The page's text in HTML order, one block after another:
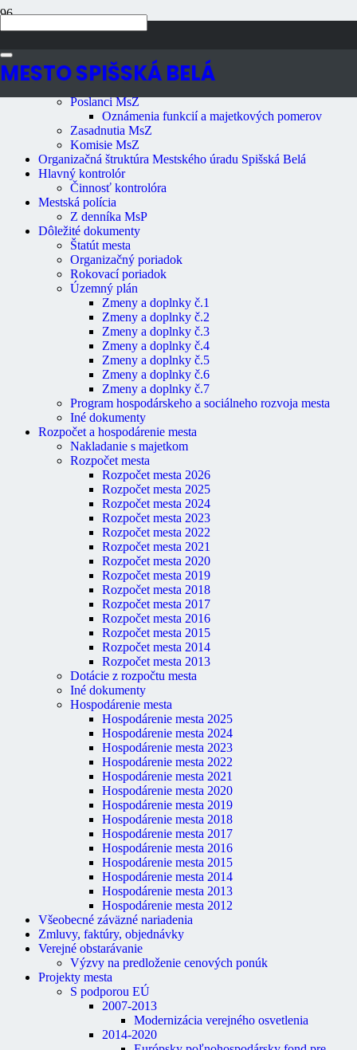
MESTO SPIŠSKÁ BELÁ
Navigácia
Primátor mesta
Poslanci MsZ
Oznámenia funkcií a majetkových pomerov
Zasadnutia MsZ
Komisie MsZ
Organizačná štruktúra Mestského úradu Spišská Belá
Hlavný kontrolór
Činnosť kontrolóra
Mestská polícia
Z denníka MsP
Dôležité dokumenty
Štatút mesta
Organizačný poriadok
Rokovací poriadok
Územný plán
Zmeny a doplnky č.1
Zmeny a doplnky č.2
Zmeny a doplnky č.3
Zmeny a doplnky č.4
Zmeny a doplnky č.5
Zmeny a doplnky č.6
Zmeny a doplnky č.7
Program hospodárskeho a sociálneho rozvoja mesta
Iné dokumenty
Rozpočet a hospodárenie mesta
Nakladanie s majetkom
Rozpočet mesta
Rozpočet mesta 2026
Rozpočet mesta 2025
Rozpočet mesta 2024
Rozpočet mesta 2023
Rozpočet mesta 2022
Rozpočet mesta 2021
Rozpočet mesta 2020
Rozpočet mesta 2019
Rozpočet mesta 2018
Rozpočet mesta 2017
Rozpočet mesta 2016
Rozpočet mesta 2015
Rozpočet mesta 2014
Rozpočet mesta 2013
Dotácie z rozpočtu mesta
Iné dokumenty
Hospodárenie mesta
Hospodárenie mesta 2025
Hospodárenie mesta 2024
Hospodárenie mesta 2023
Hospodárenie mesta 2022
Hospodárenie mesta 2021
Hospodárenie mesta 2020
Hospodárenie mesta 2019
Hospodárenie mesta 2018
Hospodárenie mesta 2017
Hospodárenie mesta 2016
Hospodárenie mesta 2015
Hospodárenie mesta 2014
Hospodárenie mesta 2013
Hospodárenie mesta 2012
Všeobecné záväzné nariadenia
Zmluvy, faktúry, objednávky
Verejné obstarávanie
Výzvy na predloženie cenových ponúk
Projekty mesta
S podporou EÚ
2007-2013
Modernizácia verejného osvetlenia
2014-2020